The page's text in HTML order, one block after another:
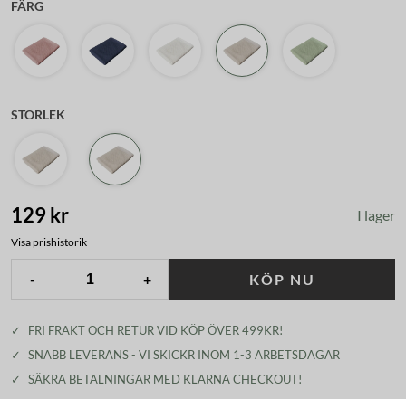
FÄRG
STORLEK
129 kr I lager
Visa prishistorik
- + KÖP NU
✓
FRI FRAKT OCH RETUR VID KÖP ÖVER 499KR!
✓
SNABB LEVERANS - VI SKICKR INOM 1-3 ARBETSDAGAR
✓
SÄKRA BETALNINGAR MED KLARNA CHECKOUT!